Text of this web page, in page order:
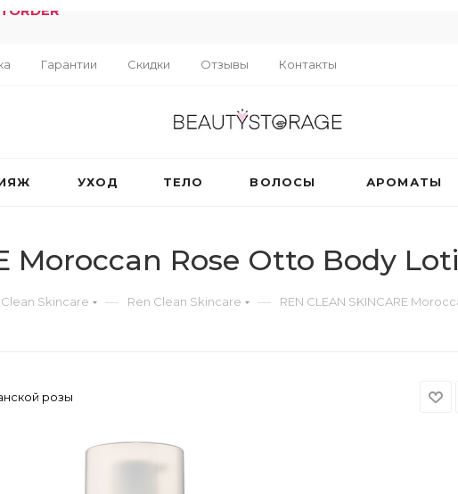
Гарантии Скидки Отзывы Контакты
УХОД ТЕЛО ВОЛОСЫ АРОМАТЫ
Moroccan Rose Otto Body
Skincare — Ren Clean Skincare — REN CLEAN SKINCARE
розы